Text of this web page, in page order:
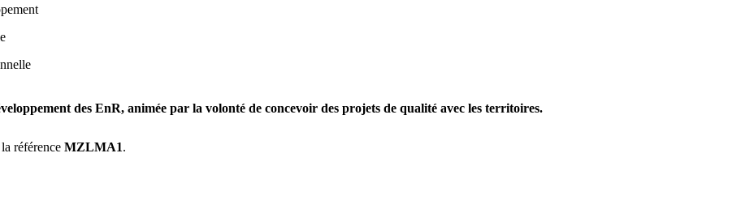
des EnR, animée par la volonté de concevoir des projets de qualité avec les territoires.
référenceMZLMA1.